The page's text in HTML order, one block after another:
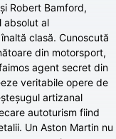
Robert Bamford,
absolut al
clasă. Cunoscută
din motorsport,
agent secret din
veritabile opere de
artizanal
autoturism fiind
Un Aston Martin nu